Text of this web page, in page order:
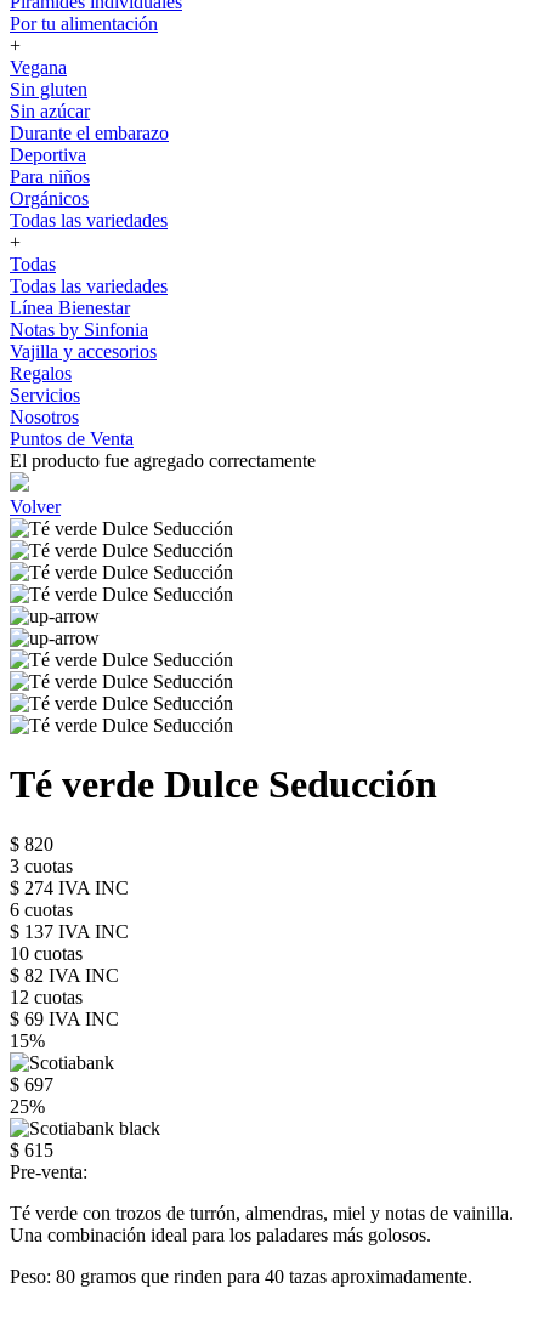
Por tu alimentación
+
Vegana
Sin gluten
Sin azúcar
Durante el embarazo
Deportiva
Para niños
Orgánicos
Todas las variedades
+
Todas
Todas las variedades
Línea Bienestar
Notas by Sinfonia
Vajilla y accesorios
Regalos
Servicios
Nosotros
Puntos de Venta
El producto fue agregado correctamente
Volver
Té verde Dulce Seducción
$ 820
3 cuotas
$ 274 IVA INC
6 cuotas
$ 137 IVA INC
10 cuotas
$ 82 IVA INC
12 cuotas
$ 69 IVA INC
15%
$ 697
25%
$ 615
Pre-venta:
Té verde con trozos de turrón, almendras, miel y notas de vainilla.
Una combinación ideal para los paladares más golosos.
Peso: 80 gramos que rinden para 40 tazas aproximadamente.